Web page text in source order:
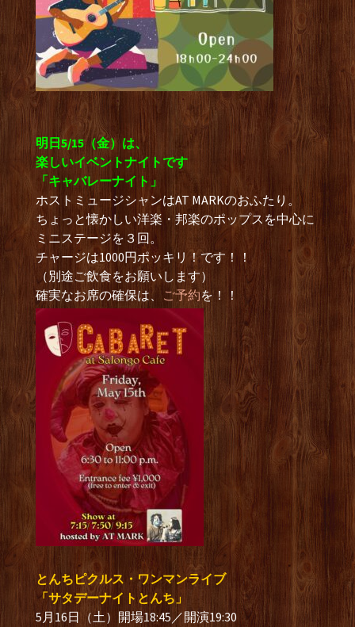
明日5/15（金）は、
楽しいイベントナイトです
「キャバレーナイト」
ホストミュージシャンはAT MARKのおふたり。
ちょっと懐かしい洋楽・邦楽のポップスを中心に
ミニステージを３回。
チャージは1000円ポッキリ！です！！
（別途ご飲食をお願いします）
確実なお席の確保は、 ご予約を！！
とんちピクルス・ワンマンライブ
「サタデーナイトとんち」
5月16日（土）開場18:45／開演19:30